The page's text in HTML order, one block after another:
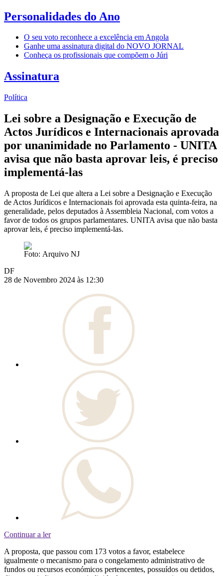
Personalidades do Ano
O seu voto reconhece a excelência em Angola
Ganhe uma assinatura digital do NOVO JORNAL
Conheça os profissionais que compõem o Júri
Assinatura
Política
Lei sobre a Designação e Execução de
Actos Jurídicos e Internacionais aprovada
por unanimidade no Parlamento - UNITA
avisa que não basta aprovar leis, é preciso
implementá-las
A proposta de Lei que altera a Lei sobre a Designação e Execução
de Actos Jurídicos e Internacionais foi aprovada esta quinta-feira, na
generalidade, pelos deputados à Assembleia Nacional, com votos a
favor de todos os grupos parlamentares. UNITA avisa que não basta
aprovar leis, é preciso implementá-las.
Foto: Arquivo NJ
DF
28 de Novembro 2024 às 12:30
Continuar a ler
A proposta, que passou com 173 votos a favor, estabelece
igualmente o mecanismo para o congelamento administrativo de
fundos ou recursos económicos pertencentes, possuídos ou detidos,